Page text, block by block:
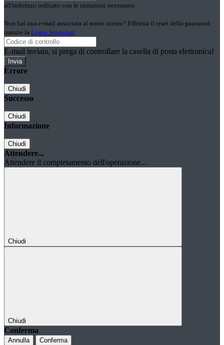
all'indirizzo indicato con le istruzioni necessarie.
Non hai una e-mail associata al nome utente? Effettua il reset della password
tramite la Login Spaggiari
E-mail inviata, si prega di controllare la casella di posta elettronica!
Errore
Chiudi
Successo
Chiudi
Informazione
Chiudi
Attendere...
Attendere il completamento dell'operazione...
Chiudi
Chiudi
Conferma
Annulla Conferma